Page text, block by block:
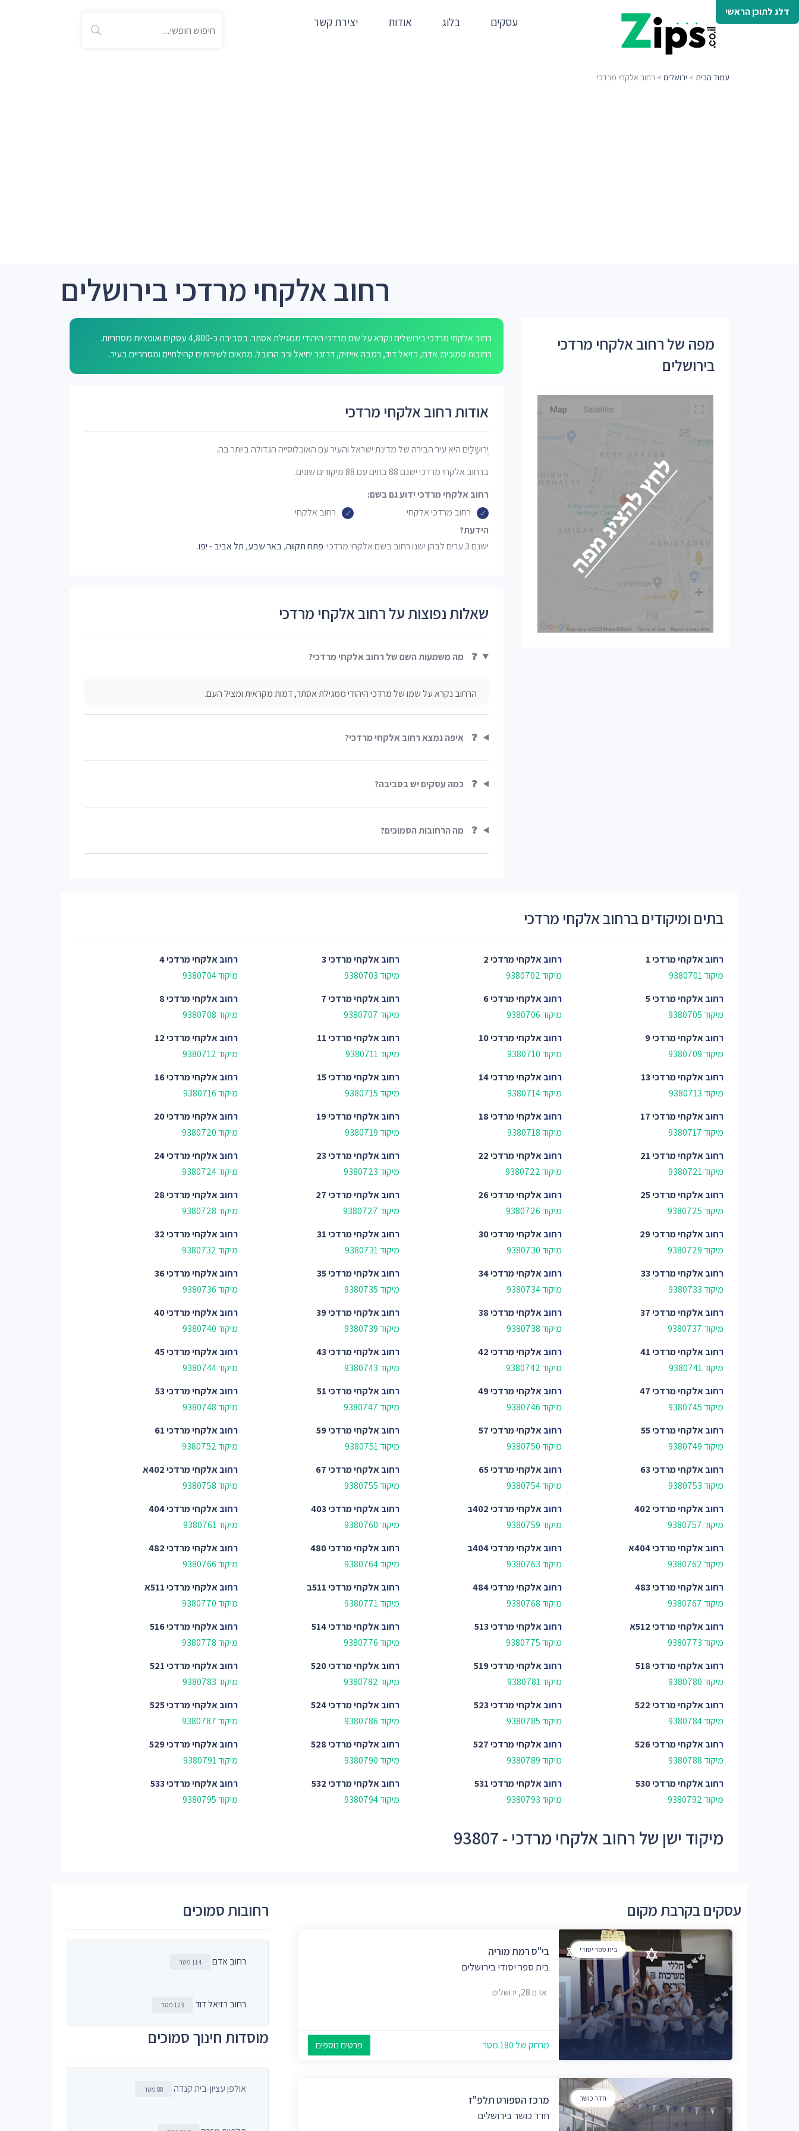
דלג לתוכן הראשי
עסקים בלוג אודות יצירת קשר
עמוד הבית > ירושלים > רחוב אלקחי מרדכי
רחוב אלקחי מרדכי בירושלים
רחוב אלקחי מרדכי בירושלים נקרא על שם מרדכי היהודי ממגילת אסתר. בסביבה כ-4,800 עסקים ואופציות מסחריות.
רחובות סמוכים: אדם, רזיאל דוד, רמבה אייזיק, דרזנר יחיאל ורב החובל. מתאים לשירותים קהילתיים ומסחריים בעיר.
אודות רחוב אלקחי מרדכי
יְרוּשָׁלַיִם היא עיר הבירה של מדינת ישראל והעיר עם האוכלוסייה הגדולה ביותר בה.
ברחוב אלקחי מרדכי ישנם 88 בתים עם 88 מיקודים שונים.
רחוב אלקחי מרדכי ידוע גם בשם:
רחוב מרדכי אלקחי
רחוב אלקחי
הידעת?
ישנם 3 ערים לבהן ישנו רחוב בשם אלקחי מרדכי:
פתח תקווה,באר שבע, תל אביב - יפו.
שאלות נפוצות על רחוב אלקחי מרדכי
❓ מה משמעות השם של רחוב אלקחי מרדכי?
הרחוב נקרא על שמו של מרדכי היהודי ממגילת אסתר, דמות מקראית ומציל העם.
❓ איפה נמצא רחוב אלקחי מרדכי?
❓ כמה עסקים יש בסביבה?
❓ מה הרחובות הסמוכים?
מפה של רחוב אלקחי מרדכי
בירושלים
בתים ומיקודים ברחוב אלקחי מרדכי
רחובאלקחי מרדכי 1
מיקוד 9380701
רחובאלקחי מרדכי 2
מיקוד 9380702
רחובאלקחי מרדכי 3
מיקוד 9380703
רחובאלקחי מרדכי 4
מיקוד 9380704
רחובאלקחי מרדכי 5
מיקוד 9380705
רחובאלקחי מרדכי 6
מיקוד 9380706
רחובאלקחי מרדכי 7
מיקוד 9380707
רחובאלקחי מרדכי 8
מיקוד 9380708
רחובאלקחי מרדכי 9
מיקוד 9380709
רחובאלקחי מרדכי 10
מיקוד 9380710
רחובאלקחי מרדכי 11
מיקוד 9380711
רחובאלקחי מרדכי 12
מיקוד 9380712
רחובאלקחי מרדכי 13
מיקוד 9380713
רחובאלקחי מרדכי 14
מיקוד 9380714
רחובאלקחי מרדכי 15
מיקוד 9380715
רחובאלקחי מרדכי 16
מיקוד 9380716
רחובאלקחי מרדכי 17
מיקוד 9380717
רחובאלקחי מרדכי 18
מיקוד 9380718
רחובאלקחי מרדכי 19
מיקוד 9380719
רחובאלקחי מרדכי 20
מיקוד 9380720
רחובאלקחי מרדכי 21
מיקוד 9380721
רחובאלקחי מרדכי 22
מיקוד 9380722
רחובאלקחי מרדכי 23
מיקוד 9380723
רחובאלקחי מרדכי 24
מיקוד 9380724
רחובאלקחי מרדכי 25
מיקוד 9380725
רחובאלקחי מרדכי 26
מיקוד 9380726
רחובאלקחי מרדכי 27
מיקוד 9380727
רחובאלקחי מרדכי 28
מיקוד 9380728
רחובאלקחי מרדכי 29
מיקוד 9380729
רחובאלקחי מרדכי 30
מיקוד 9380730
רחובאלקחי מרדכי 31
מיקוד 9380731
רחובאלקחי מרדכי 32
מיקוד 9380732
רחובאלקחי מרדכי 33
מיקוד 9380733
רחובאלקחי מרדכי 34
מיקוד 9380734
רחובאלקחי מרדכי 35
מיקוד 9380735
רחובאלקחי מרדכי 36
מיקוד 9380736
רחובאלקחי מרדכי 37
מיקוד 9380737
רחובאלקחי מרדכי 38
מיקוד 9380738
רחובאלקחי מרדכי 39
מיקוד 9380739
רחובאלקחי מרדכי 40
מיקוד 9380740
רחובאלקחי מרדכי 41
מיקוד 9380741
רחובאלקחי מרדכי 42
מיקוד 9380742
רחובאלקחי מרדכי 43
מיקוד 9380743
רחובאלקחי מרדכי 45
מיקוד 9380744
רחובאלקחי מרדכי 47
מיקוד 9380745
רחובאלקחי מרדכי 49
מיקוד 9380746
רחובאלקחי מרדכי 51
מיקוד 9380747
רחובאלקחי מרדכי 53
מיקוד 9380748
רחובאלקחי מרדכי 55
מיקוד 9380749
רחובאלקחי מרדכי 57
מיקוד 9380750
רחובאלקחי מרדכי 59
מיקוד 9380751
רחובאלקחי מרדכי 61
מיקוד 9380752
רחובאלקחי מרדכי 63
מיקוד 9380753
רחובאלקחי מרדכי 65
מיקוד 9380754
רחובאלקחי מרדכי 67
מיקוד 9380755
רחובאלקחי מרדכי 402א
מיקוד 9380758
רחובאלקחי מרדכי 402
מיקוד 9380757
רחובאלקחי מרדכי 402ב
מיקוד 9380759
רחובאלקחי מרדכי 403
מיקוד 9380760
רחובאלקחי מרדכי 404
מיקוד 9380761
רחובאלקחי מרדכי 404א
מיקוד 9380762
רחובאלקחי מרדכי 404ב
מיקוד 9380763
רחובאלקחי מרדכי 480
מיקוד 9380764
רחובאלקחי מרדכי 482
מיקוד 9380766
רחובאלקחי מרדכי 483
מיקוד 9380767
רחובאלקחי מרדכי 484
מיקוד 9380768
רחובאלקחי מרדכי 511ב
מיקוד 9380771
רחובאלקחי מרדכי 511א
מיקוד 9380770
רחובאלקחי מרדכי 512א
מיקוד 9380773
רחובאלקחי מרדכי 513
מיקוד 9380775
רחובאלקחי מרדכי 514
מיקוד 9380776
רחובאלקחי מרדכי 516
מיקוד 9380778
רחובאלקחי מרדכי 518
מיקוד 9380780
רחובאלקחי מרדכי 519
מיקוד 9380781
רחובאלקחי מרדכי 520
מיקוד 9380782
רחובאלקחי מרדכי 521
מיקוד 9380783
רחובאלקחי מרדכי 522
מיקוד 9380784
רחובאלקחי מרדכי 523
מיקוד 9380785
רחובאלקחי מרדכי 524
מיקוד 9380786
רחובאלקחי מרדכי 525
מיקוד 9380787
רחובאלקחי מרדכי 526
מיקוד 9380788
רחובאלקחי מרדכי 527
מיקוד 9380789
רחובאלקחי מרדכי 528
מיקוד 9380790
רחובאלקחי מרדכי 529
מיקוד 9380791
רחובאלקחי מרדכי 530
מיקוד 9380792
רחובאלקחי מרדכי 531
מיקוד 9380793
רחובאלקחי מרדכי 532
מיקוד 9380794
רחובאלקחי מרדכי 533
מיקוד 9380795
מיקוד ישן של רחוב אלקחי מרדכי - 93807
עסקים בקרבת מקום
בית ספר יסודי
בי"ס רמת מוריה
בית ספר יסודי בירושלים
אדם 28, ירושלים
מרחק של 180 מטר פרטים נוספים
חדר כושר
מרכז הספורט תלפ"ז
חדר כושר בירושלים
רחובות סמוכים
רחוב אדם 114 מטר
רחוב רזיאל דוד 123 מטר
מוסדות חינוך סמוכים
אולפן עציון-בית קנדה 88 מטר